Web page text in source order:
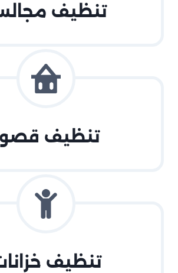
تنظيف
تنظيف
تنظيف